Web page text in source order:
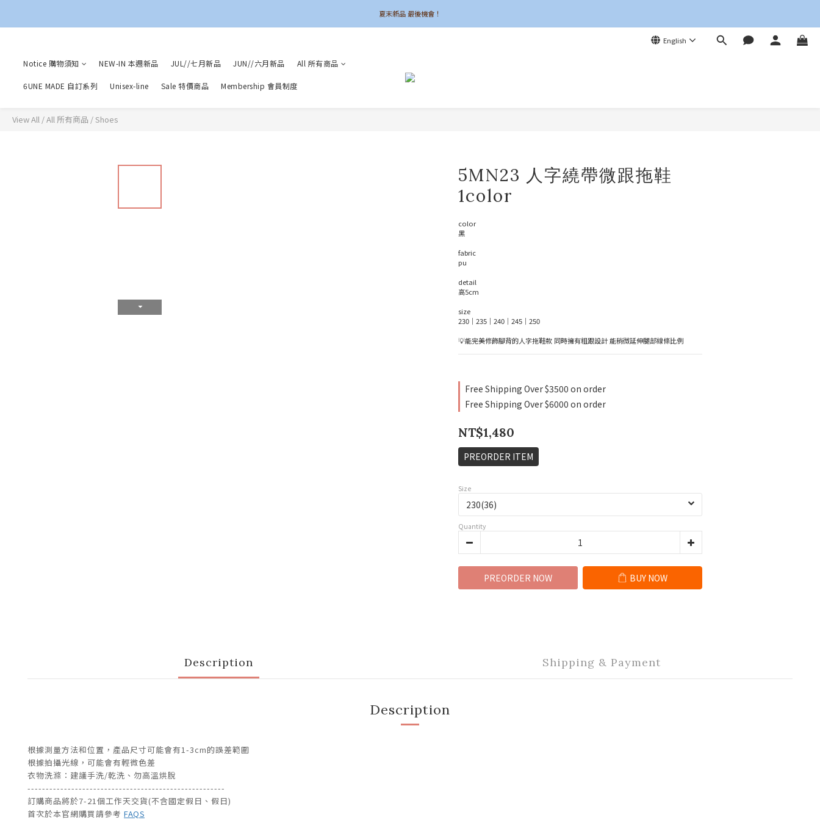
夏末新品 最後機會！
夏末新品 最後機會！
English
Notice 購物須知 NEW-IN 本週新品 JUL//七月新品 JUN//六月新品 All 所有商品
6UNE MADE 自訂系列 Unisex-line Sale 特價商品 Membership 會員制度
View All /All 所有商品 /Shoes
5MN23 人字繞帶微跟拖鞋
1color
color
黑
fabric
pu
detail
高5cm
size
230｜235｜240｜245｜250
💡能完美修飾腳背的人字拖鞋款 同時擁有粗跟設計 能稍微延伸腿部線條比例
Free Shipping Over $3500 on order
Free Shipping Over $6000 on order
NT$1,480
PREORDER ITEM
Size
Quantity
PREORDER NOW BUY NOW
Description Shipping & Payment
Description
根據測量方法和位置，產品尺寸可能會有1-3cm的誤差範圍
根據拍攝光線，可能會有輕微色差
衣物洗滌：建議手洗/乾洗、勿高溫烘脫
------------------------------------------------------
訂購商品將於7-21個工作天交貨(不含國定假日、假日)
首次於本官網購買請參考 FAQS